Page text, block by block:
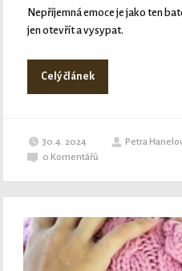
Nepříjemná emoce je jako ten
jen otevřít a vysypat.
Celý článek
30.4. 2024 Petra
0 Komentářů